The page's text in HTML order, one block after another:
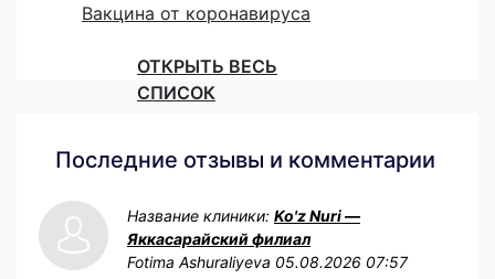
Вакцина от коронавируса
ОТКРЫТЬ ВЕСЬ
СПИСОК
Последние отзывы и комментарии
Название клиники: Ko'z Nuri —
Яккасарайский филиал
Fotima Ashuraliyeva 05.08.2026 07:57